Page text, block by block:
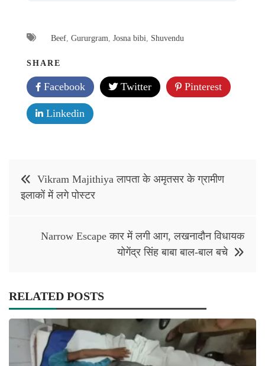
Beef Gururgram Josna bibi Shuvendu
SHARE
Facebook Twitter Pinterest
Linkedin
Post
navigation
Vikram Majithiya लापता के अमृतसर के ग्रामीण
इलाकों में लगे पोस्टर
Narrow Escape कार में लगी आग, लखनादौन विधायक
योगेंद्र सिंह बाबा बाल-बाल बचे
RELATED POSTS